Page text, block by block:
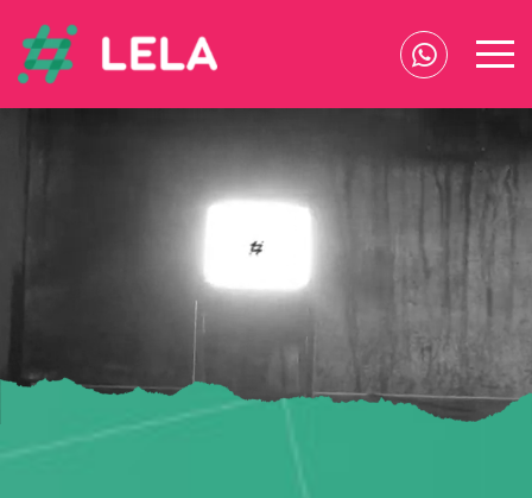
Queremos entregar mais do que o marketing - Lela Marketing em